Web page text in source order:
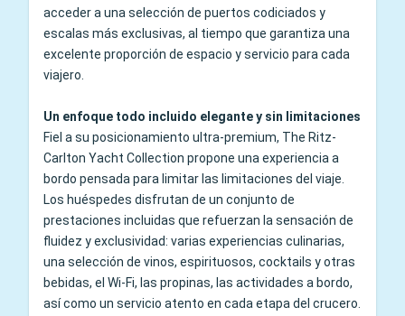
acceder a una selección de puertos codiciados y
escalas más exclusivas, al tiempo que garantiza una
excelente proporción de espacio y servicio para cada
viajero.
Un enfoque todo incluido elegante y sin limitaciones
Fiel a su posicionamiento ultra-premium, The Ritz-
Carlton Yacht Collection propone una experiencia a
bordo pensada para limitar las limitaciones del viaje.
Los huéspedes disfrutan de un conjunto de
prestaciones incluidas que refuerzan la sensación de
fluidez y exclusividad: varias experiencias culinarias,
una selección de vinos, espirituosos, cocktails y otras
bebidas, el Wi-Fi, las propinas, las actividades a bordo,
así como un servicio atento en cada etapa del crucero.